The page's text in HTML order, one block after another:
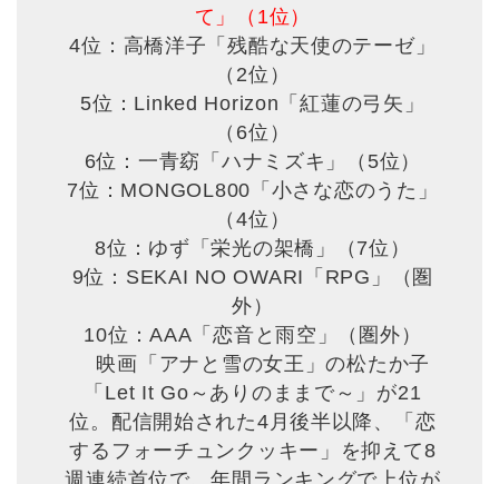
て」（1位）
4位：高橋洋子「残酷な天使のテーゼ」
（2位）
5位：Linked Horizon「紅蓮の弓矢」
（6位）
6位：一青窈「ハナミズキ」（5位）
7位：MONGOL800「小さな恋のうた」
（4位）
8位：ゆず「栄光の架橋」（7位）
9位：SEKAI NO OWARI「RPG」（圏
外）
10位：AAA「恋音と雨空」（圏外）
映画「アナと雪の女王」の松たか子
「Let It Go～ありのままで～」が21
位。配信開始された4月後半以降、「恋
するフォーチュンクッキー」を抑えて8
週連続首位で、年間ランキングで上位が